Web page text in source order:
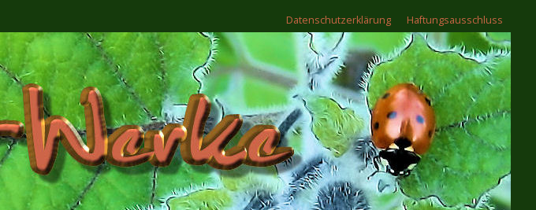
Datenschutzerklärung Haftungsausschluss